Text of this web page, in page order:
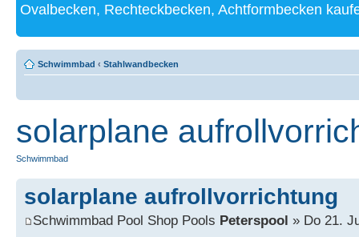
Ovalbecken, Rechteckbecken, Achtformbecken
Schwimmbad ‹ Stahlwandbecken
solarplane
Schwimmbad
solarplane aufrollvorrichtung
Schwimmbad Pool Shop Pools Peterspool » Do 21.